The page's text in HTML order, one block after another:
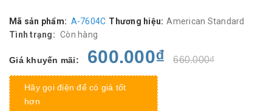
Mã sản phẩm: A-7604C Thương hiệu: American Standard
Tình trạng: Còn hàng
Giá khuyến mãi: 600.000₫ 660.000₫
Hãy gọi điện để có giá tốt
hơn